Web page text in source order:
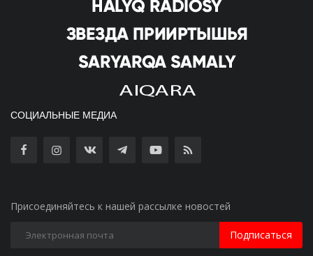
СОЦИАЛЬНЫЕ МЕДИА
Присоединяйтесь к нашей рассылке новостей
Подписаться